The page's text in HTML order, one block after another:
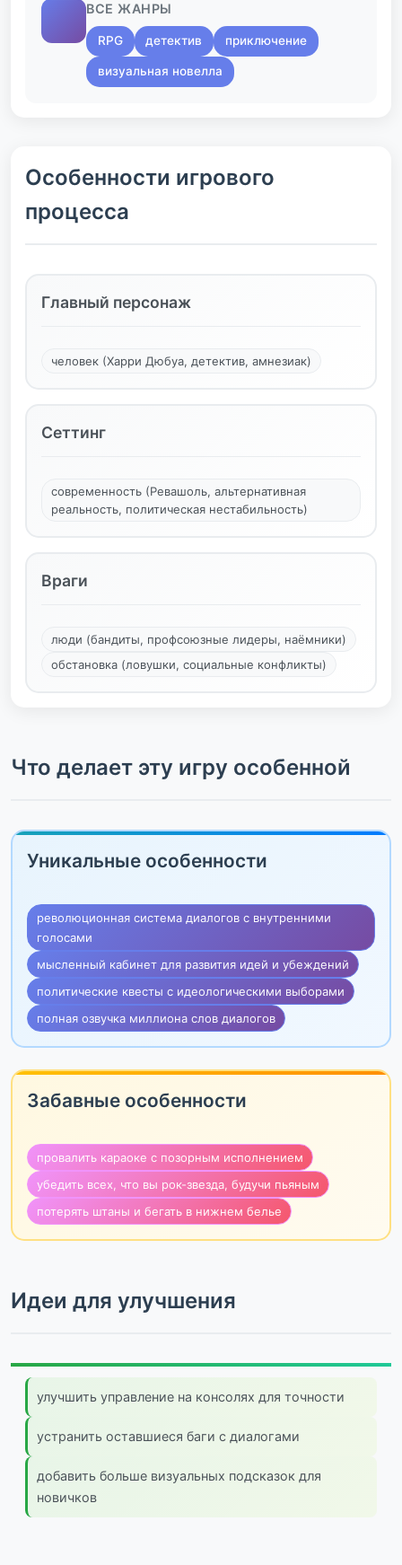
ВСЕ ЖАНРЫ
RPG детектив приключение
визуальная новелла
Особенности игрового
процесса
Главный персонаж
человек (Харри Дюбуа, детектив, амнезиак)
Сеттинг
современность (Ревашоль, альтернативная
реальность, политическая нестабильность)
Враги
люди (бандиты, профсоюзные лидеры, наёмники)
обстановка (ловушки, социальные конфликты)
Что делает эту игру особенной
Уникальные особенности
революционная система диалогов с внутренними
голосами
мысленный кабинет для развития идей и убеждений
политические квесты с идеологическими выборами
полная озвучка миллиона слов диалогов
Забавные особенности
провалить караоке с позорным исполнением
убедить всех, что вы рок-звезда, будучи пьяным
потерять штаны и бегать в нижнем белье
Идеи для улучшения
улучшить управление на консолях для точности
устранить оставшиеся баги с диалогами
добавить больше визуальных подсказок для
новичков